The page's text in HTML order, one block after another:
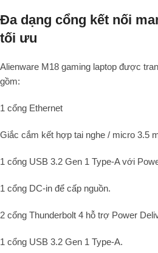
Đa dạng cổng kết nối
tối ưu
Alienware M18 gaming laptop được
gồm:
1 cổng Ethernet
Giắc cắm kết hợp tai nghe / micro 3.5
1 cổng USB 3.2 Gen 1 Type-A với
1 cổng DC-in để cấp nguồn.
2 cổng Thunderbolt 4 hỗ trợ Power
1 cổng USB 3.2 Gen 1 Type-A.